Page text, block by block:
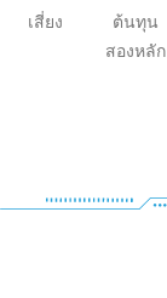
เสี่ยง
ต้นทุน
สองหลัก